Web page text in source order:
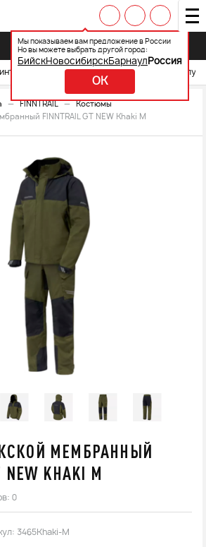
Мы показываем вам предложение в России
Но вы можете выбрать другой город:
БийскНовосибирскБарнаул Россия
OK
Выберите свой мотоцикл и
FINNTRAIL
Костюмы
FINNTRAIL GT NEW Khaki M
МЕМБРАННЫЙ
NEW KHAKI M
0
3465Khaki-M